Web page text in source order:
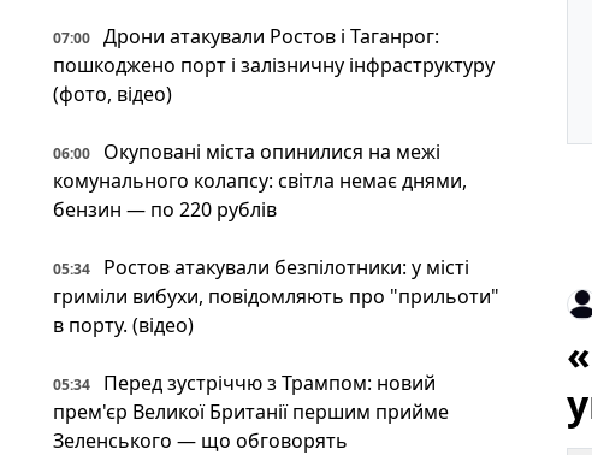
07:00
Дрони атакували Ростов і Таганрог:
пошкоджено порт і залізничну інфраструктуру
(фото, відео)
06:00
Окуповані міста опинилися на межі
комунального колапсу: світла немає днями,
бензин — по 220 рублів
05:34
Ростов атакували безпілотники: у місті
гриміли вибухи, повідомляють про "прильоти"
в порту. (відео)
05:34
Перед зустріччю з Трампом: новий
прем'єр Великої Британії першим прийме
Зеленського — що обговорять